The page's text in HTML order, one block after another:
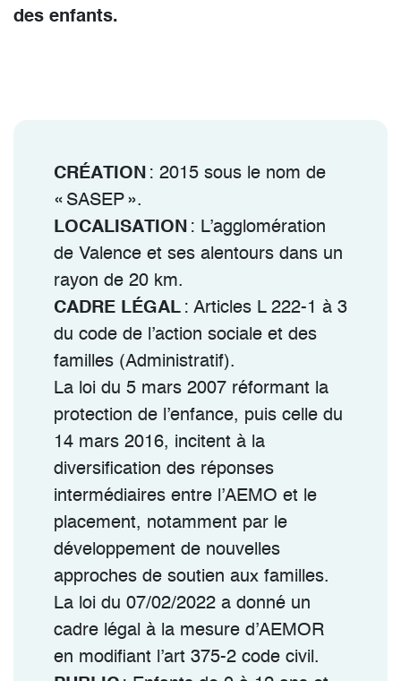
des enfants.
CRÉATION : 2015 sous le nom de
« SASEP ».
LOCALISATION : L’agglomération
de Valence et ses alentours dans un
rayon de 20 km.
CADRE LÉGAL : Articles L 222-1 à 3
du code de l’action sociale et des
familles (Administratif).
La loi du 5 mars 2007 réformant la
protection de l’enfance, puis celle du
14 mars 2016, incitent à la
diversification des réponses
intermédiaires entre l’AEMO et le
placement, notamment par le
développement de nouvelles
approches de soutien aux familles.
La loi du 07/02/2022 a donné un
cadre légal à la mesure d’AEMOR
en modifiant l’art 375-2 code civil.